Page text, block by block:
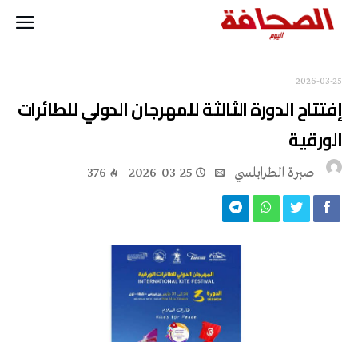
2026-03-25
إفتتاح الدورة الثالثة للمهرجان الدولي للطائرات
الورقية
صبرة الطرابلسي 2026-03-25
376